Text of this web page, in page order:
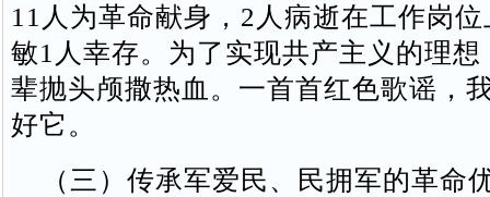
11人为革命献身，2人病逝在工作岗
敏1人幸存。为了实现共产主义的理
辈抛头颅撒热血。一首首红色歌谣，
好它。
（三）传承军爱民、民拥军的革命